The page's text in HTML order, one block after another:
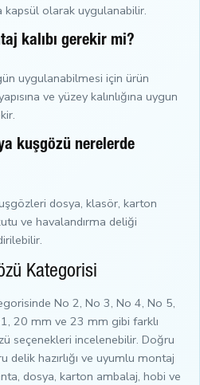
olarak uygulanabilir.
kalıbı gerekir mi?
uygulanabilmesi için ürün
ve yüzey kalınlığına uygun
kuşgözü nerelerde
dosya, klasör, karton
ve havalandırma deliği
Kategorisi
No 2, No 3, No 4, No 5,
20 mm ve 23 mm gibi farklı
seçenekleri incelenebilir. Doğru
delik hazırlığı ve uyumlu montaj
dosya, karton ambalaj, hobi ve